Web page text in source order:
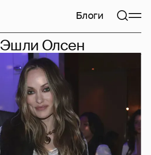
Блоги
Эшли Олсен